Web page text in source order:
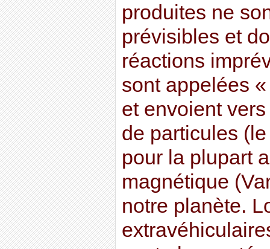
produites ne
prévisibles et
réactions
sont appelées
et envoient
de particules
pour la plupart
magnétique
notre planète.